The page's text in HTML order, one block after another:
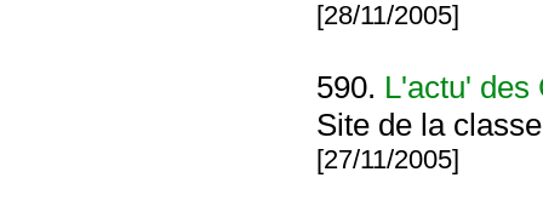
[28/11/2005]
590. L'actu' des
Site de la
[27/11/2005]